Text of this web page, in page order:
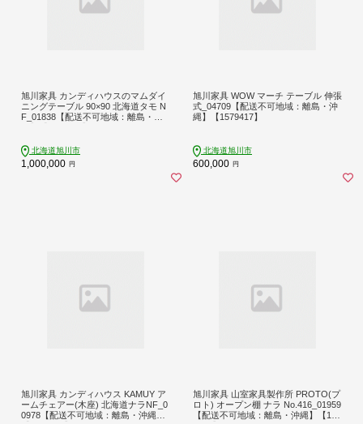
旭川家具 カンディハウスのマムダイ
ニングテーブル 90×90 北海道タモ N
F_01838【配送不可地域：離島・沖
北海道旭川市
1,000,000 円
旭川家具 WOW マーチ テーブル 伸張
式_04709【配送不可地域：離島・沖
縄】【1579417】
北海道旭川市
600,000 円
旭川家具 カンディハウス KAMUY ア
ームチェアー(木座) 北海道ナラNF_0
0978【配送不可地域：離島・沖縄】
旭川家具 山室家具製作所 PROTO(プ
ロト) オープン棚 ナラ No.416_01959
【配送不可地域：離島・沖縄】【115